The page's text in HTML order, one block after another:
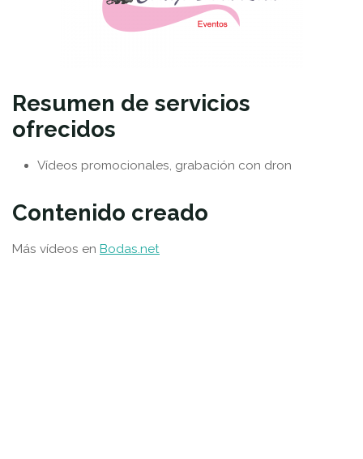
Resumen de servicios
ofrecidos
Vídeos promocionales, grabación con dron
Contenido creado
Más vídeos enBodas.net